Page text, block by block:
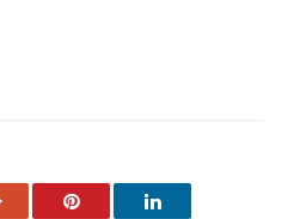
Google+ Pinterest LinkedIn